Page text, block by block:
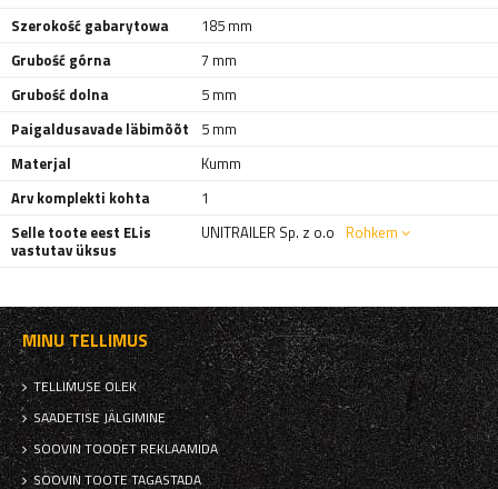
Szerokość gabarytowa
185 mm
Grubość górna
7 mm
Grubość dolna
5 mm
Paigaldusavade läbimõõt
5 mm
Materjal
Kumm
Arv komplekti kohta
1
Selle toote eest ELis
vastutav üksus
UNITRAILER Sp. z o.o Rohkem
MINU TELLIMUS
TELLIMUSE OLEK
SAADETISE JÄLGIMINE
SOOVIN TOODET REKLAAMIDA
SOOVIN TOOTE TAGASTADA